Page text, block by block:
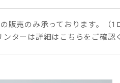
販売のみ承っております。（1
ンターは詳細はこちらをご確